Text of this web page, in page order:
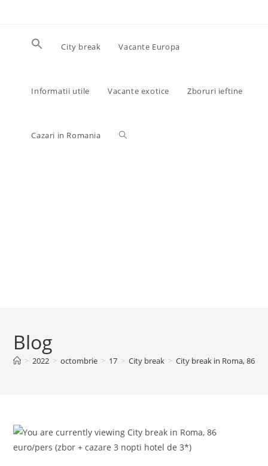
City break Vacante Europa
Informatii utile Vacante exotice Zboruri ieftine
Cazari in Romania Toggle
Blog
> 2022 > octombrie > 17 > City break > City break in Roma, 86